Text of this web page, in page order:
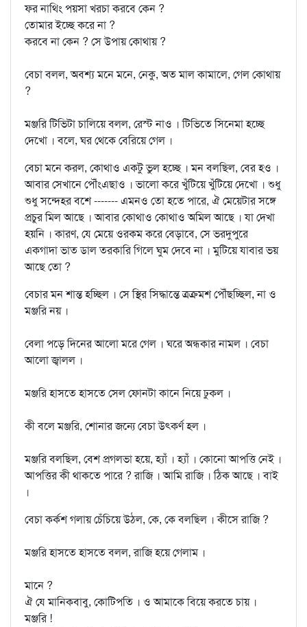
ফর নাথিং পয়সা খরচা করবে কেন ?
তোমার ইচ্ছে করে না ?
করবে না কেন ? সে উপায় কোথায় ?
বেচা বলল, অবশ্য মনে মনে, নেকু, অত মাল কামালে, গেল কোথায়
?
মঞ্জরি টিভিটা চালিয়ে বলল, রেস্ট নাও । টিভিতে সিনেমা হচ্ছে
দেখো । বলে, ঘর থেকে বেরিয়ে গেল ।
বেচা মনে করল, কোথাও একটু ভুল হচ্ছে । মন বলছিল, বের হও ।
আবার সেখানে পৌঁংএছাও । ভালো করে খুঁটিয়ে খুঁটিয়ে দেখো । শুধু
শুধু সন্দেহর বশে ------- এমনও তো হতে পারে, ঐ মেয়েটার সঙ্গে
প্রচুর মিল আছে । আবার কোথাও কোথাও অমিল আছে । যা দেখা
হয়নি । কারণ, যে মেয়ে ওরকম করে বেড়াবে, সে ভরদুপুরে
একগাদা ভাত ডাল তরকারি গিলে ঘুম দেবে না । মুটিয়ে যাবার ভয়
আছে তো ?
বেচার মন শান্ত হচ্ছিল । সে স্থির সিদ্ধান্তে ত্রক্রমশ পৌঁছচ্ছিল, না ও
মঞ্জরি নয় ।
বেলা পড়ে দিনের আলো মরে গেল । ঘরে অন্ধকার নামল । বেচা
আলো জ্বালল ।
মঞ্জরি হাসতে হাসতে সেল ফোনটা কানে নিয়ে ঢুকল ।
কী বলে মঞ্জরি, শোনার জন্যে বেচা উত্কর্ণ হল ।
মঞ্জরি বলছিল, বেশ প্রগলভা হয়ে, হ্যাঁ । হ্যাঁ । কোনো আপত্তি নেই ।
আপত্তির কী থাকতে পারে ? রাজি । আমি রাজি । ঠিক আছে । বাই
।
বেচা কর্কশ গলায় চেঁচিয়ে উঠল, কে, কে বলছিল । কীসে রাজি ?
মঞ্জরি হাসতে হাসতে বলল, রাজি হয়ে গেলাম ।
মানে ?
ঐ যে মানিকবাবু, কোটিপতি । ও আমাকে বিয়ে করতে চায় ।
মঞ্জরি !